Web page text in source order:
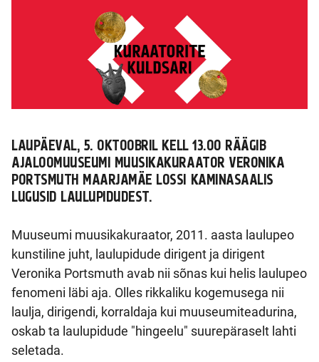
LAUPÄEVAL, 5. OKTOOBRIL KELL 13.00 RÄÄGIB
AJALOOMUUSEUMI MUUSIKAKURAATOR VERONIKA
PORTSMUTH MAARJAMÄE LOSSI KAMINASAALIS
LUGUSID LAULUPIDUDEST.
Muuseumi muusikakuraator, 2011. aasta laulupeo
kunstiline juht, laulupidude dirigent ja dirigent
Veronika Portsmuth avab nii sõnas kui helis laulupeo
fenomeni läbi aja. Olles rikkaliku kogemusega nii
laulja, dirigendi, korraldaja kui muuseumiteadurina,
oskab ta laulupidude "hingeelu" suurepäraselt lahti
seletada.